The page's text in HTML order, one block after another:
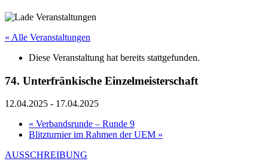
« Alle Veranstaltungen
Diese Veranstaltung hat bereits stattgefunden.
74. Unterfränkische Einzelmeisterschaft
12.04.2025 - 17.04.2025
« Verbandsrunde – Runde 9
Blitzturnier im Rahmen der UEM »
AUSSCHREIBUNG